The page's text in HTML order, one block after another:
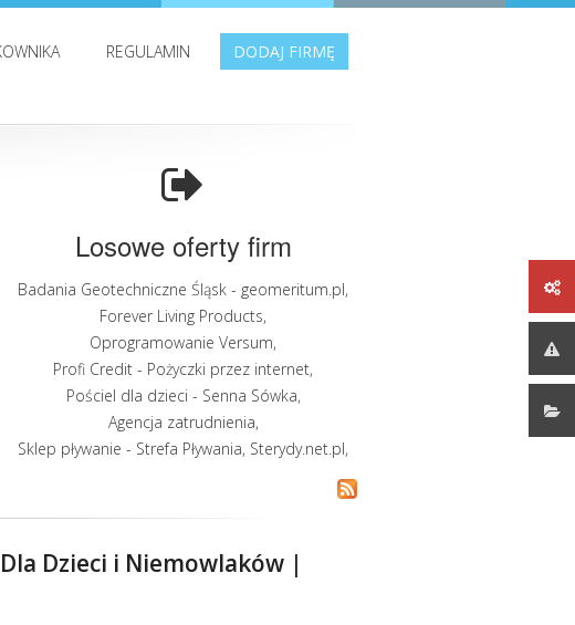
REGULAMIN DODAJ FIRMĘ
Losowe oferty firm
Badania Geotechniczne Śląsk - geomeritum.pl,
Forever Living Products,
Oprogramowanie Versum,
Profi Credit - Pożyczki przez internet,
Pościel dla dzieci - Senna Sówka,
Agencja zatrudnienia,
Sklep pływanie - Strefa Pływania, Sterydy.net.pl,
Dzieci i Niemowlaków |